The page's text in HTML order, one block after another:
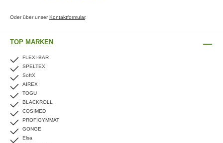
Oder über unserKontaktformular.
TOP MARKEN
FLEXI-BAR
SPELTEX
SoftX
AIREX
TOGU
BLACKROLL
COSIMED
PROFIGYMMAT
GONGE
Elsa